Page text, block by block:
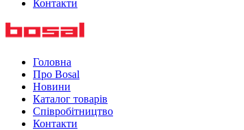
Контакти
Головна
Про Bosal
Новини
Каталог товарів
Співробітництво
Контакти